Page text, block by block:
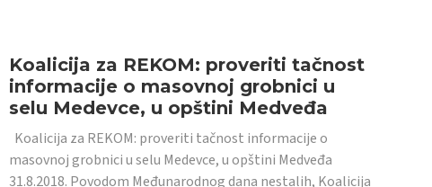
Koalicija za REKOM: proveriti tačnost
informacije o masovnoj grobnici u
selu Medevce, u opštini Medveđa
Koalicija za REKOM: proveriti tačnost informacije o
masovnoj grobnici u selu Medevce, u opštini Medveđa
31.8.2018. Povodom Međunarodnog dana nestalih, Koalicija